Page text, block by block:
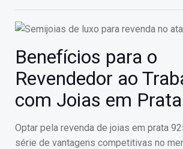
Benefícios para o
Revendedor ao
com Joias em
Optar pela revenda de joias em prata
série de vantagens competitivas no